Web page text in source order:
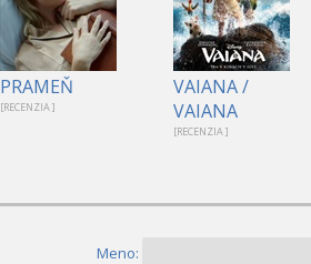
PRAMEŇ
[RECENZIA ]
VAIANA /
VAIANA
[RECENZIA ]
Meno: